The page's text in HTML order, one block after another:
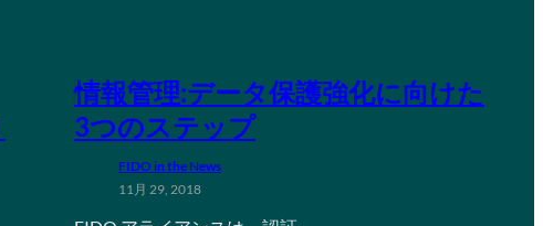
情報管理:データ保護強化に向けた
3つのステップ
FIDO in the News
11月 29, 2018